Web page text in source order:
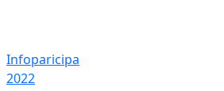
Infoparicipa
2022